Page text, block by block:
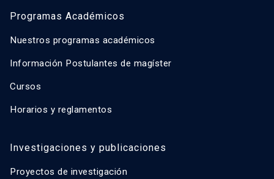
Programas Académicos
Nuestros programas académicos
Información Postulantes de magíster
Cursos
Horarios y reglamentos
Investigaciones y publicaciones
Proyectos de investigación